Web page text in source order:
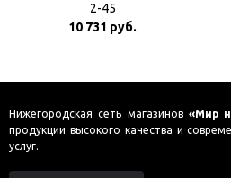
2-45
10 731 руб.
Нижегородская сеть магазинов «Мир
продукции высокого качества и
услуг.